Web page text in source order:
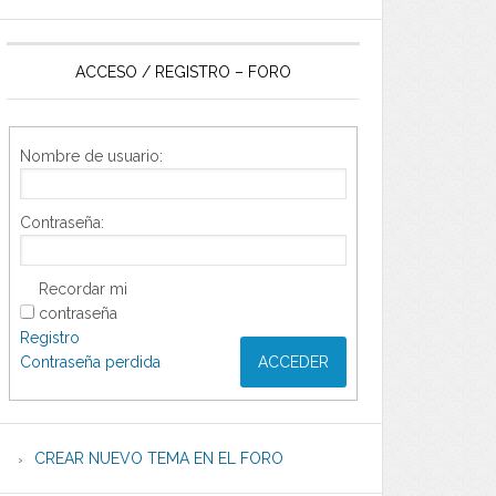
ACCESO / REGISTRO – FORO
Nombre de usuario:
Contraseña:
Recordar mi
contraseña
ACCEDER
Registro
Contraseña perdida
CREAR NUEVO TEMA EN EL FORO